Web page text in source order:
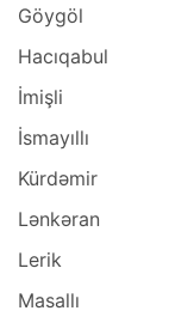
Göygöl
Hacıqabul
İmişli
İsmayıllı
Kürdəmir
Lənkəran
Lerik
Masallı